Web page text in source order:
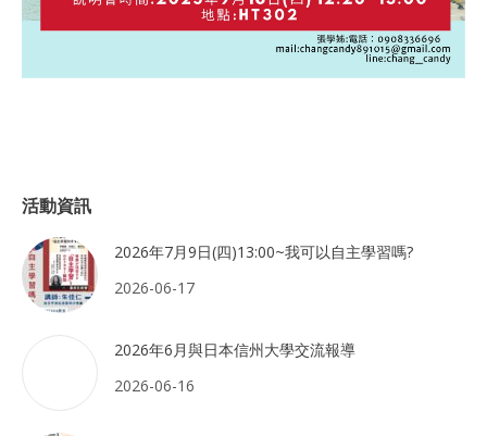
活動資訊
2026年7月9日(四)13:00~我可以自主學習嗎?
2026-06-17
2026年6月與日本信州大學交流報導
2026-06-16